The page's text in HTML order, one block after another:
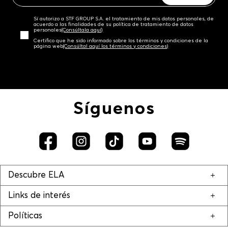
Sí autorizo a STF GROUP S.A. el tratamiento de mis datos personales, de
acuerdo a las finalidades de su política de tratamiento de datos
personales‎(Consúltala aquí)
Certifico que he sido informado sobre los términos y condiciones de la
página web‎(Consúltal aquí los términos y condiciones)
Síguenos
Descubre ELA
Links de interés
Políticas